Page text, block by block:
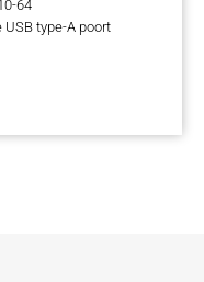
64
type-A poort